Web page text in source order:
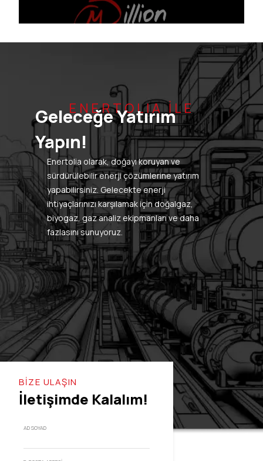
ENERTOLIA İLE
Geleceğe Yatırım
Yapın!
Enertolia olarak, doğayı koruyan ve
sürdürülebilir enerji çözümlerine yatırım
yapabilirsiniz. Gelecekte enerji
ihtiyaçlarınızı karşılamak için doğalgaz,
biyogaz, gaz analiz ekipmanları ve daha
fazlasını sunuyoruz.
BİZE ULAŞIN
İletişimde Kalalım!
AD SOYAD